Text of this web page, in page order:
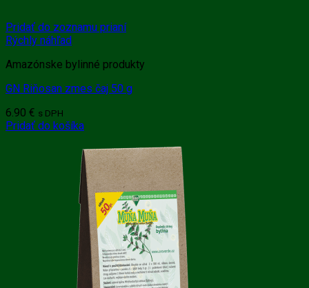
Pridať do zoznamu prianí
Rýchly náhľad
Amazónske bylinné produkty
GN Riňosan zmes čaj 50 g
6.90 € s DPH
Pridať do košíka